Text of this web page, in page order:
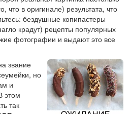
что в оригинале) результата, что
бездушные копипастеры
крадут) рецепты популярных
фотографии и выдают это все
звание
но
и
этом
так